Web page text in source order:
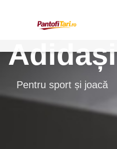
Adidași
Pentru sport și joacă